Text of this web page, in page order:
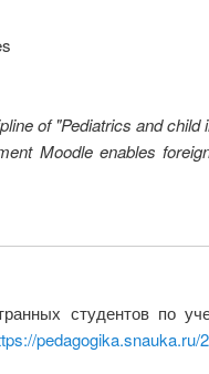
of "Pediatrics and child
Moodle enables
студентов по
pedagogika.snauka.ru/